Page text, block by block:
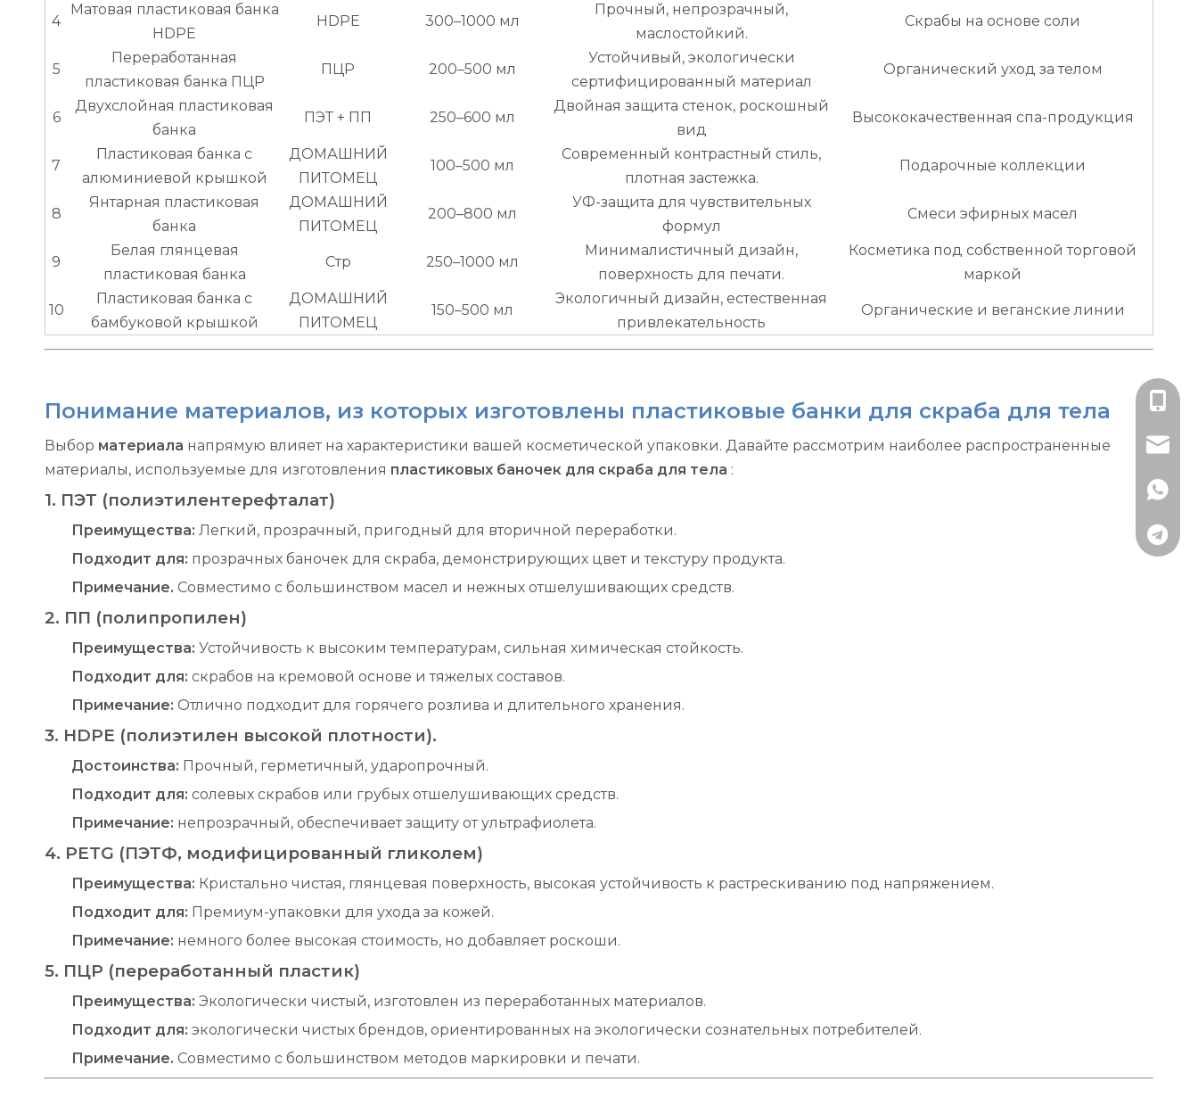
4
Матовая пластиковая банка
HDPE
HDPE 300–1000 мл
Прочный, непрозрачный,
маслостойкий.
Скрабы на основе соли
5
Переработанная
пластиковая банка ПЦР
ПЦР 200–500 мл
Устойчивый, экологически
сертифицированный материал
Органический уход за телом
6
Двухслойная пластиковая
банка
ПЭТ + ПП 250–600 мл
Двойная защита стенок, роскошный
вид
Высококачественная спа-продукция
7
Пластиковая банка с
алюминиевой крышкой
ДОМАШНИЙ
ПИТОМЕЦ
100–500 мл
Современный контрастный стиль,
плотная застежка.
Подарочные коллекции
8
Янтарная пластиковая
банка
ДОМАШНИЙ
ПИТОМЕЦ
200–800 мл
УФ-защита для чувствительных
формул
Смеси эфирных масел
9
Белая глянцевая
пластиковая банка
Стр 250–1000 мл
Минималистичный дизайн,
поверхность для печати.
Косметика под собственной торговой
маркой
10
Пластиковая банка с
бамбуковой крышкой
ДОМАШНИЙ
ПИТОМЕЦ
150–500 мл
Экологичный дизайн, естественная
привлекательность
Органические и веганские линии
Понимание материалов, из которых изготовлены пластиковые банки для скраба для тела
Выбор материала напрямую влияет на характеристики вашей косметической упаковки. Давайте рассмотрим наиболее распространенные
материалы, используемые для изготовления пластиковых баночек для скраба для тела :
1. ПЭТ (полиэтилентерефталат)
Преимущества: Легкий, прозрачный, пригодный для вторичной переработки.
Подходит для: прозрачных баночек для скраба, демонстрирующих цвет и текстуру продукта.
Примечание. Совместимо с большинством масел и нежных отшелушивающих средств.
2. ПП (полипропилен)
Преимущества: Устойчивость к высоким температурам, сильная химическая стойкость.
Подходит для: скрабов на кремовой основе и тяжелых составов.
Примечание: Отлично подходит для горячего розлива и длительного хранения.
3. HDPE (полиэтилен высокой плотности).
Достоинства: Прочный, герметичный, ударопрочный.
Подходит для: солевых скрабов или грубых отшелушивающих средств.
Примечание: непрозрачный, обеспечивает защиту от ультрафиолета.
4. PETG (ПЭТФ, модифицированный гликолем)
Преимущества: Кристально чистая, глянцевая поверхность, высокая устойчивость к растрескиванию под напряжением.
Подходит для: Премиум-упаковки для ухода за кожей.
Примечание: немного более высокая стоимость, но добавляет роскоши.
5. ПЦР (переработанный пластик)
Преимущества: Экологически чистый, изготовлен из переработанных материалов.
Подходит для: экологически чистых брендов, ориентированных на экологически сознательных потребителей.
Примечание. Совместимо с большинством методов маркировки и печати.
+86-